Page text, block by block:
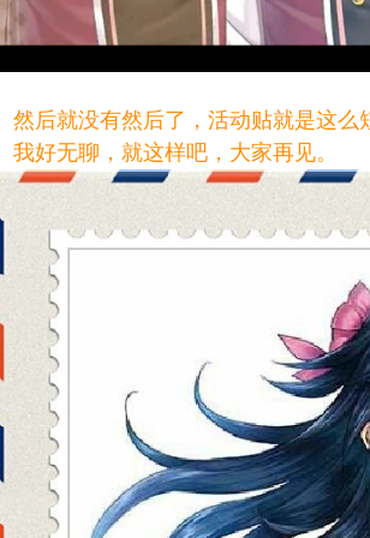
然后就没有然后了，活动贴就是这
我好无聊，就这样吧，大家再见。